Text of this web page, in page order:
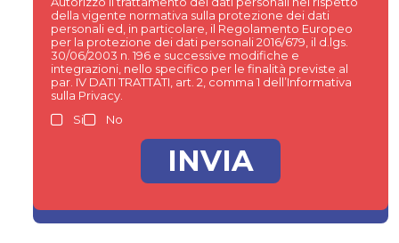
della vigente normativa sulla protezione dei dati
personali ed, in particolare, il Regolamento Europeo
per la protezione dei dati personali 2016/679, il d.lgs.
30/06/2003 n. 196 e successive modifiche e
integrazioni, nello specifico per le finalità previste al
par. IV DATI TRATTATI, art. 2, comma 1 dell’Informativa
sulla Privacy.
Si
No